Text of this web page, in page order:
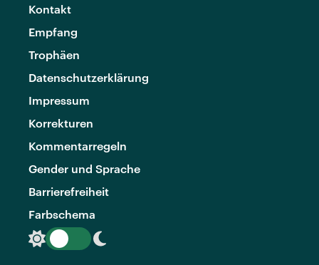
Kontakt
Empfang
Trophäen
Datenschutzerklärung
Impressum
Korrekturen
Kommentarregeln
Gender und Sprache
Barrierefreiheit
Farbschema